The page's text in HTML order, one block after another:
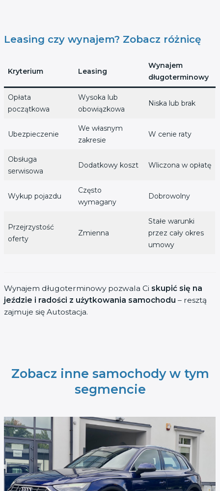
Leasing czy wynajem? Zobacz różnicę
Kryterium Leasing
Wynajem
długoterminowy
Opłata
początkowa
Wysoka lub
obowiązkowa
Niska lub brak
Ubezpieczenie
We własnym
zakresie
W cenie raty
Obsługa
serwisowa
Dodatkowy koszt Wliczona w opłatę
Wykup pojazdu
Często
wymagany
Dobrowolny
Przejrzystość
oferty
Zmienna
Stałe warunki
przez cały okres
umowy
Wynajem długoterminowy pozwala Ci skupić się na
jeździe i radości z użytkowania samochodu – resztą
zajmuje się Autostacja.
Zobacz inne samochody w tym
segmencie